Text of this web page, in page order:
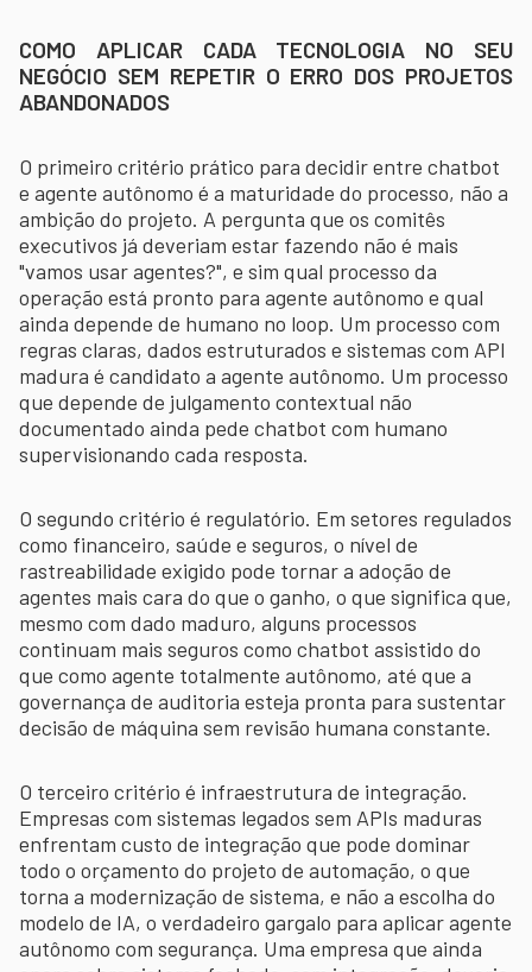
COMO APLICAR CADA TECNOLOGIA NO SEU
NEGÓCIO SEM REPETIR O ERRO DOS PROJETOS
ABANDONADOS
O primeiro critério prático para decidir entre chatbot
e agente autônomo é a maturidade do processo, não a
ambição do projeto. A pergunta que os comitês
executivos já deveriam estar fazendo não é mais
"vamos usar agentes?", e sim qual processo da
operação está pronto para agente autônomo e qual
ainda depende de humano no loop. Um processo com
regras claras, dados estruturados e sistemas com API
madura é candidato a agente autônomo. Um processo
que depende de julgamento contextual não
documentado ainda pede chatbot com humano
supervisionando cada resposta.
O segundo critério é regulatório. Em setores regulados
como financeiro, saúde e seguros, o nível de
rastreabilidade exigido pode tornar a adoção de
agentes mais cara do que o ganho, o que significa que,
mesmo com dado maduro, alguns processos
continuam mais seguros como chatbot assistido do
que como agente totalmente autônomo, até que a
governança de auditoria esteja pronta para sustentar
decisão de máquina sem revisão humana constante.
O terceiro critério é infraestrutura de integração.
Empresas com sistemas legados sem APIs maduras
enfrentam custo de integração que pode dominar
todo o orçamento do projeto de automação, o que
torna a modernização de sistema, e não a escolha do
modelo de IA, o verdadeiro gargalo para aplicar agente
autônomo com segurança. Uma empresa que ainda